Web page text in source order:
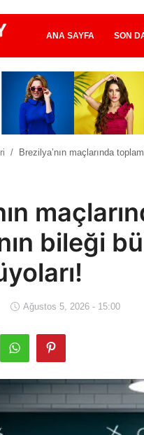
ANA SAYFA SON
Brezilya’nın maçlarında
bileği
Ağustos 5, 2026 - 15:00